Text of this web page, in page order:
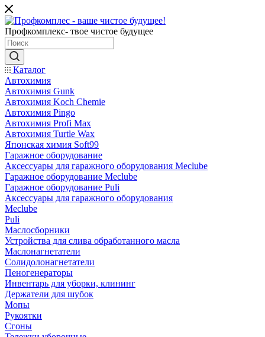
Профкомплекс- твое чистое будущее
Каталог
Автохимия
Автохимия Gunk
Автохимия Koch Chemie
Автохимия Pingo
Автохимия Profi Max
Автохимия Turtle Wax
Японская химия Soft99
Гаражное оборудование
Аксессуары для гаражного оборудования Meclube
Гаражное оборудование Meclube
Гаражное оборудование Puli
Аксессуары для гаражного оборудования
Meclube
Puli
Маслосборники
Устройства для слива обработанного масла
Маслонагнетатели
Солидолонагнетатели
Пеногенераторы
Инвентарь для уборки, клининг
Держатели для шубок
Мопы
Рукоятки
Сгоны